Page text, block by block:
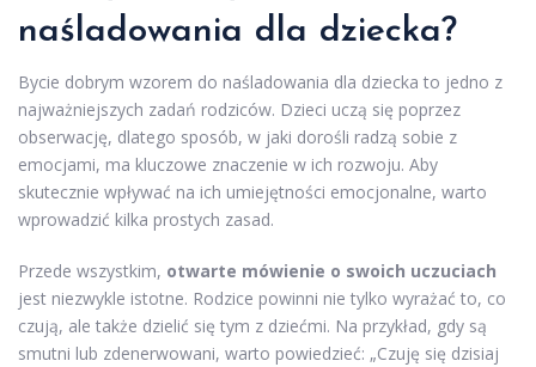
naśladowania dla dziecka?
Bycie dobrym wzorem do naśladowania dla dziecka to jedno z
najważniejszych zadań rodziców. Dzieci uczą się poprzez
obserwację, dlatego sposób, w jaki dorośli radzą sobie z
emocjami, ma kluczowe znaczenie w ich rozwoju. Aby
skutecznie wpływać na ich umiejętności emocjonalne, warto
wprowadzić kilka prostych zasad.
Przede wszystkim, otwarte mówienie o swoich uczuciach
jest niezwykle istotne. Rodzice powinni nie tylko wyrażać to, co
czują, ale także dzielić się tym z dziećmi. Na przykład, gdy są
smutni lub zdenerwowani, warto powiedzieć: „Czuję się dzisiaj